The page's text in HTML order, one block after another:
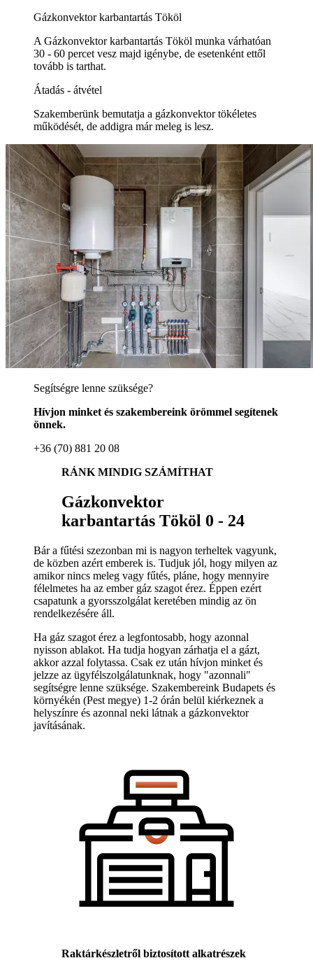
Gázkonvektor karbantartás Tököl
A Gázkonvektor karbantartás Tököl munka várhatóan
30 - 60 percet vesz majd igénybe, de esetenként ettől
tovább is tarthat.
Átadás - átvétel
Szakemberünk bemutatja a gázkonvektor tökéletes
működését, de addigra már meleg is lesz.
Segítségre lenne szüksége?
Hívjon minket és szakembereink örömmel segítenek
önnek.
+36 (70) 881 20 08
RÁNK MINDIG SZÁMÍTHAT
Gázkonvektor
karbantartás Tököl 0 - 24
Bár a fűtési szezonban mi is nagyon terheltek vagyunk,
de közben azért emberek is. Tudjuk jól, hogy milyen az
amikor nincs meleg vagy fűtés, pláne, hogy mennyire
félelmetes ha az ember gáz szagot érez. Éppen ezért
csapatunk a gyorsszolgálat keretében mindig az ön
rendelkezésére áll.
Ha gáz szagot érez a legfontosabb, hogy azonnal
nyisson ablakot. Ha tudja hogyan zárhatja el a gázt,
akkor azzal folytassa. Csak ez után hívjon minket és
jelzze az ügyfélszolgálatunknak, hogy "azonnali"
segítségre lenne szüksége. Szakembereink Budapets és
környékén (Pest megye) 1-2 órán belül kiérkeznek a
helyszínre és azonnal neki látnak a gázkonvektor
javításának.
Raktárkészletről biztosított alkatrészek